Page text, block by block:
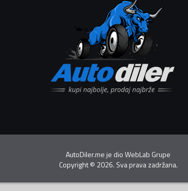
AutoDiler.me je dioWebLab Grupe
Copyright© 2026. Sva prava zadržana.